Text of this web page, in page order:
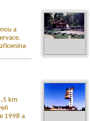
a
km
1998 a